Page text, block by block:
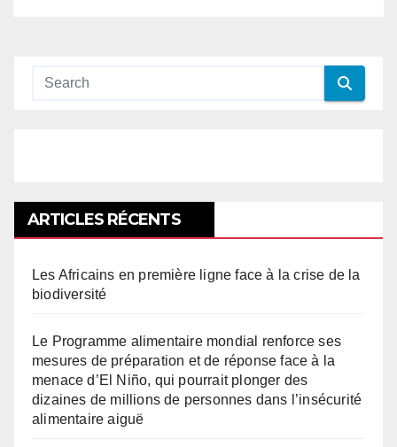
ARTICLES RÉCENTS
Les Africains en première ligne face à la crise de la
biodiversité
Le Programme alimentaire mondial renforce ses
mesures de préparation et de réponse face à la
menace d’El Niño, qui pourrait plonger des
dizaines de millions de personnes dans l’insécurité
alimentaire aiguë